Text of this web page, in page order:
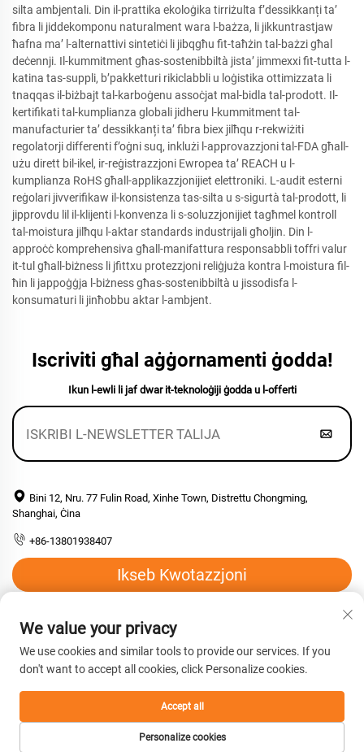
silta ambjentali. Din il-prattika ekoloġika tirriżulta f’dessikkanți ta’
fibra li jiddekomponu naturalment wara l-bażza, li jikkuntrastjaw
ħafna ma’ l-alternattivi sintetiċi li jibqgħu fit-taħżin tal-bażzi għal
deċennji. Il-kummitment għas-sostenibbiltà jista’ jimmexxi fit-tutta l-
katina tas-suppli, b’pakketturi rikiclabbli u loġistika ottimizzata li
tnaqqas il-biżbajt tal-karboġenu assoċjat mal-bidla tal-prodott. Il-
kertifikati tal-kumplianza globali jidheru l-kummitment tal-
manufacturier ta’ dessikkanți ta’ fibra biex jilħqu r-rekwiżiti
regolatorji differenti f’oġni suq, inklużi l-approvazzjoni tal-FDA għall-
użu dirett bil-ikel, ir-reġistrazzjoni Ewropea ta’ REACH u l-
kumplianza RoHS għall-applikazzjonijiet elettroniki. L-audit esterni
reġolari jivverifikaw il-konsistenza tas-silta u s-sigurtà tal-prodott, li
jipprovdu lil il-klijenti l-konvenza li s-soluzzjonijiet tagħmel kontroll
tal-moistura jilħqu l-aktar standards industrijali għoljin. Din l-
approċċ komprehensiva għall-manifattura responsabbli toffri valur
it-tul għall-biżness li jfittxu protezzjoni reliġjuża kontra l-moistura fil-
ħin li jappoġġja l-biżness għas-sostenibbiltà u jissodisfa l-
konsumaturi li jinħobbu aktar l-ambjent.
Iscriviti għal aġġornamenti ġodda!
Ikun l-ewli li jaf dwar it-teknoloġiji ġodda u l-offerti
Bini 12, Nru. 77 Fulin Road, Xinhe Town, Distrettu Chongming,
Shanghai, Ċina
+86-13801938407
Ikseb Kwotazzjoni
Copyright © 2026 Shanghai Hengyuan Macromolecular Materials
We value your privacy
We use cookies and similar tools to provide our services. If you
don't want to accept all cookies, click Personalize cookies.
Personalize cookies
Accept all